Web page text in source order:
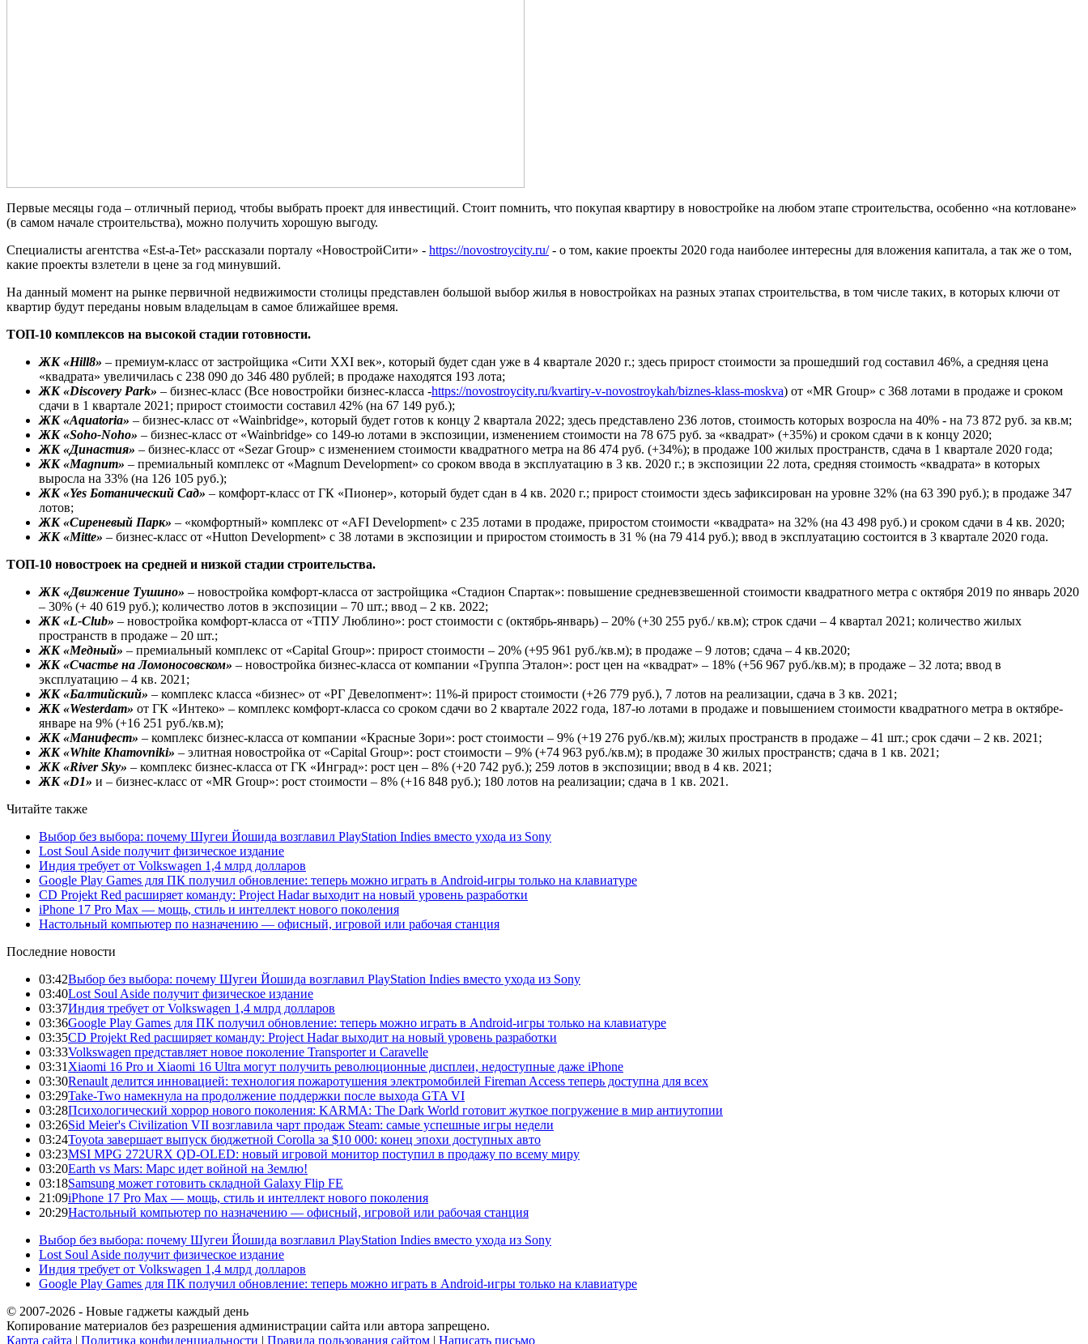
Первые месяцы года – отличный период, чтобы выбрать проект для инвестиций. Стоит помнить, что покупая квартиру в новостройке на любом этапе строительства, особенно «на котловане»
(в самом начале строительства), можно получить хорошую выгоду.
Специалисты агентства «Est-a-Tet» рассказали порталу «НовостройСити» - https://novostroycity.ru/- о том, какие проекты 2020 года наиболее интересны для вложения капитала, а так же о том,
какие проекты взлетели в цене за год минувший.
На данный момент на рынке первичной недвижимости столицы представлен большой выбор жилья в новостройках на разных этапах строительства, в том числе таких, в которых ключи от
квартир будут переданы новым владельцам в самое ближайшее время.
ТОП-10 комплексов на высокой стадии готовности.
ЖК «Hill8» – премиум-класс от застройщика «Сити ХХI век», который будет сдан уже в 4 квартале 2020 г.; здесь прирост стоимости за прошедший год составил 46%, а средняя цена
«квадрата» увеличилась с 238 090 до 346 480 рублей; в продаже находятся 193 лота;
ЖК «Discovery Park» – бизнес-класс (Все новостройки бизнес-класса -https://novostroycity.ru/kvartiry-v-novostroykah/biznes-klass-moskva) от «MR Group» с 368 лотами в продаже и сроком
сдачи в 1 квартале 2021; прирост стоимости составил 42% (на 67 149 руб.);
ЖК «Aquatoria» – бизнес-класс от «Wainbridge», который будет готов к концу 2 квартала 2022; здесь представлено 236 лотов, стоимость которых возросла на 40% - на 73 872 руб. за кв.м;
ЖК «Soho-Noho» – бизнес-класс от «Wainbridge» со 149-ю лотами в экспозиции, изменением стоимости на 78 675 руб. за «квадрат» (+35%) и сроком сдачи в к концу 2020;
ЖК «Династия» – бизнес-класс от «Sezar Group» с изменением стоимости квадратного метра на 86 474 руб. (+34%); в продаже 100 жилых пространств, сдача в 1 квартале 2020 года;
ЖК «Magnum» – премиальный комплекс от «Magnum Development» со сроком ввода в эксплуатацию в 3 кв. 2020 г.; в экспозиции 22 лота, средняя стоимость «квадрата» в которых
выросла на 33% (на 126 105 руб.);
ЖК «Yes Ботанический Сад» – комфорт-класс от ГК «Пионер», который будет сдан в 4 кв. 2020 г.; прирост стоимости здесь зафиксирован на уровне 32% (на 63 390 руб.); в продаже 347
лотов;
ЖК «Сиреневый Парк» – «комфортный» комплекс от «AFI Development» с 235 лотами в продаже, приростом стоимости «квадрата» на 32% (на 43 498 руб.) и сроком сдачи в 4 кв. 2020;
ЖК «Mitte» – бизнес-класс от «Hutton Development» с 38 лотами в экспозиции и приростом стоимость в 31 % (на 79 414 руб.); ввод в эксплуатацию состоится в 3 квартале 2020 года.
ТОП-10 новостроек на средней и низкой стадии строительства.
ЖК «Движение Тушино» – новостройка комфорт-класса от застройщика «Стадион Спартак»: повышение средневзвешенной стоимости квадратного метра с октября 2019 по январь 2020
– 30% (+ 40 619 руб.); количество лотов в экспозиции – 70 шт.; ввод – 2 кв. 2022;
ЖК «L-Club» – новостройка комфорт-класса от «ТПУ Люблино»: рост стоимости с (октябрь-январь) – 20% (+30 255 руб./ кв.м); строк сдачи – 4 квартал 2021; количество жилых
пространств в продаже – 20 шт.;
ЖК «Медный» – премиальный комплекс от «Capital Group»: прирост стоимости – 20% (+95 961 руб./кв.м); в продаже – 9 лотов; сдача – 4 кв.2020;
ЖК «Счастье на Ломоносовском» – новостройка бизнес-класса от компании «Группа Эталон»: рост цен на «квадрат» – 18% (+56 967 руб./кв.м); в продаже – 32 лота; ввод в
эксплуатацию – 4 кв. 2021;
ЖК «Балтийский» – комплекс класса «бизнес» от «РГ Девелопмент»: 11%-й прирост стоимости (+26 779 руб.), 7 лотов на реализации, сдача в 3 кв. 2021;
ЖК «Westerdam» от ГК «Интеко» – комплекс комфорт-класса со сроком сдачи во 2 квартале 2022 года, 187-ю лотами в продаже и повышением стоимости квадратного метра в октябре-
январе на 9% (+16 251 руб./кв.м);
ЖК «Манифест» – комплекс бизнес-класса от компании «Красные Зори»: рост стоимости – 9% (+19 276 руб./кв.м); жилых пространств в продаже – 41 шт.; срок сдачи – 2 кв. 2021;
ЖК «White Khamovniki» – элитная новостройка от «Capital Group»: рост стоимости – 9% (+74 963 руб./кв.м); в продаже 30 жилых пространств; сдача в 1 кв. 2021;
ЖК «River Sky» – комплекс бизнес-класса от ГК «Инград»: рост цен – 8% (+20 742 руб.); 259 лотов в экспозиции; ввод в 4 кв. 2021;
ЖК «D1» и – бизнес-класс от «MR Group»: рост стоимости – 8% (+16 848 руб.); 180 лотов на реализации; сдача в 1 кв. 2021.
Читайте также
Выбор без выбора: почему Шугеи Йошида возглавил PlayStation Indies вместо ухода из Sony
Lost Soul Aside получит физическое издание
Индия требует от Volkswagen 1,4 млрд долларов
Google Play Games для ПК получил обновление: теперь можно играть в Android-игры только на клавиатуре
CD Projekt Red расширяет команду: Project Hadar выходит на новый уровень разработки
iPhone 17 Pro Max — мощь, стиль и интеллект нового поколения
Настольный компьютер по назначению — офисный, игровой или рабочая станция
Последние новости
03:42Выбор без выбора: почему Шугеи Йошида возглавил PlayStation Indies вместо ухода из Sony
03:40Lost Soul Aside получит физическое издание
03:37Индия требует от Volkswagen 1,4 млрд долларов
03:36Google Play Games для ПК получил обновление: теперь можно играть в Android-игры только на клавиатуре
03:35CD Projekt Red расширяет команду: Project Hadar выходит на новый уровень разработки
03:33Volkswagen представляет новое поколение Transporter и Caravelle
03:31 Xiaomi 16 Pro и Xiaomi 16 Ultra могут получить революционные дисплеи, недоступные даже iPhone
03:30Renault делится инновацией: технология пожаротушения электромобилей Fireman Access теперь доступна для всех
03:29Take-Two намекнула на продолжение поддержки после выхода GTA VI
03:28Психологический хоррор нового поколения: KARMA: The Dark World готовит жуткое погружение в мир антиутопии
03:26Sid Meier's Civilization VII возглавила чарт продаж Steam: самые успешные игры недели
03:24Toyota завершает выпуск бюджетной Corolla за $10 000: конец эпохи доступных авто
03:23MSI MPG 272URX QD-OLED: новый игровой монитор поступил в продажу по всему миру
03:20Earth vs Mars: Марс идет войной на Землю!
03:18Samsung может готовить складной Galaxy Flip FE
21:09iPhone 17 Pro Max — мощь, стиль и интеллект нового поколения
20:29Настольный компьютер по назначению — офисный, игровой или рабочая станция
Выбор без выбора: почему Шугеи Йошида возглавил PlayStation Indies вместо ухода из Sony
Lost Soul Aside получит физическое издание
Индия требует от Volkswagen 1,4 млрд долларов
Google Play Games для ПК получил обновление: теперь можно играть в Android-игры только на клавиатуре
© 2007-2026 - Новые гаджеты каждый день
Копирование материалов без разрешения администрации сайта или автора запрещено.
Карта сайта | Политика конфиденциальности | Правила пользования сайтом | Написать письмо